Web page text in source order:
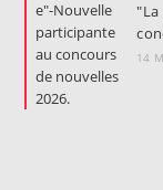
14